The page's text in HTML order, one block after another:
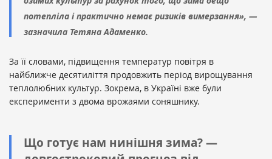
потепліла і практично немає ризиків вимерзання», —
зазначила Тетяна Адаменко.
За її словами, підвищення температур повітря в
найближче десятиліття продовжить період вирощування
теплолюбних культур. Зокрема, в Україні вже були
експерименти з двома врожаями соняшнику.
Що готує нам нинішня зима? —